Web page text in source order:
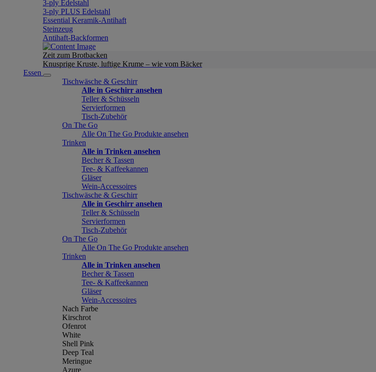
3-ply Edelstahl
3-ply PLUS Edelstahl
Essential Keramik-Antihaft
Steinzeug
Antihaft-Backformen
Zeit zum Brotbacken
Knusprige Kruste, luftige Krume – wie vom Bäcker
Essen
Tischwäsche & Geschirr
Alle in Geschirr ansehen
Teller & Schüsseln
Servierformen
Tisch-Zubehör
On The Go
Alle On The Go Produkte ansehen
Trinken
Alle in Trinken ansehen
Becher & Tassen
Tee- & Kaffeekannen
Gläser
Wein-Accessoires
Tischwäsche & Geschirr
Alle in Geschirr ansehen
Teller & Schüsseln
Servierformen
Tisch-Zubehör
On The Go
Alle On The Go Produkte ansehen
Trinken
Alle in Trinken ansehen
Becher & Tassen
Tee- & Kaffeekannen
Gläser
Wein-Accessoires
Nach Farbe
Kirschrot
Ofenrot
White
Shell Pink
Deep Teal
Meringue
Azure